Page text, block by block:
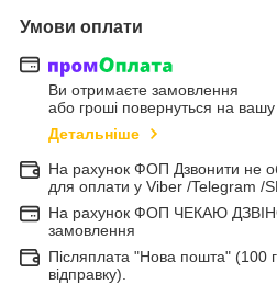
Умови оплати
Ви отримаєте замовлення
або гроші повернуться на вашу
Детальніше
На рахунок ФОП Дзвонити не
для оплати у Viber /Telegram /
На рахунок ФОП ЧЕКАЮ
замовлення
Післяплата "Нова пошта" (100
відправку).